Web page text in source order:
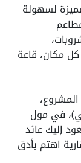
لسهولة
مكان، قاعة
في مول
إليك عائد
اهتم بأدق